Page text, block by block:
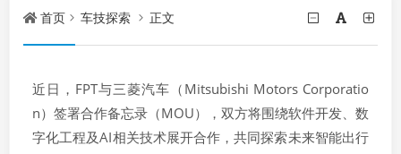
首页 车技探索 正文
近日，FPT与三菱汽车（Mitsubishi Motors Corporatio
n）签署合作备忘录（MOU），双方将围绕软件开发、数
字化工程及AI相关技术展开合作，共同探索未来智能出行